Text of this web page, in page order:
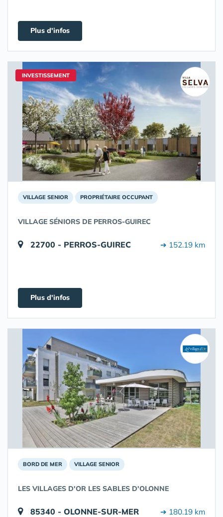
Plus d'infos
INVESTISSEMENT
VILLAGE SENIOR PROPRIÉTAIRE OCCUPANT
VILLAGE SÉNIORS DE PERROS-GUIREC
22700 - PERROS-GUIREC ➔ 152.19 km
Plus d'infos
BORD DE MER VILLAGE SENIOR
LES VILLAGES D'OR LES SABLES D'OLONNE
85340 - OLONNE-SUR-MER ➔ 180.19 km